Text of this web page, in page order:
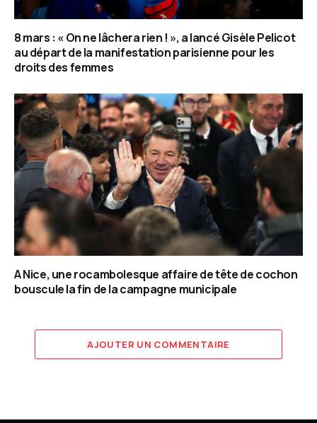
8 mars : « On ne lâchera rien ! », a lancé Gisèle Pelicot
au départ de la manifestation parisienne pour les
droits des femmes
A Nice, une rocambolesque affaire de tête de cochon
bouscule la fin de la campagne municipale
AJOUTER UN COMMENTAIRE